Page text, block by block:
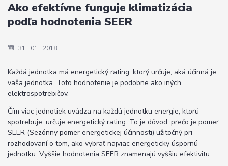
31 01 2018
Ako efektívne funguje klimatizácia
podľa hodnotenia SEER
Každá jednotka má energetický rating, ktorý určuje, aká účinná je
vaša jednotka. Toto hodnotenie je podobne ako iných
elektrospotrebičov.
Čím viac jednotiek uvádza na každú jednotku energie, ktorú
spotrebuje, určuje energetický rating. To je dôvod, prečo je pomer
SEER (Sezónny pomer energetickej účinnosti) užitočný pri
rozhodovaní o tom, ako vybrať najviac energeticky úspornú
jednotku. Vyššie hodnotenia SEER znamenajú vyššiu efektivitu.